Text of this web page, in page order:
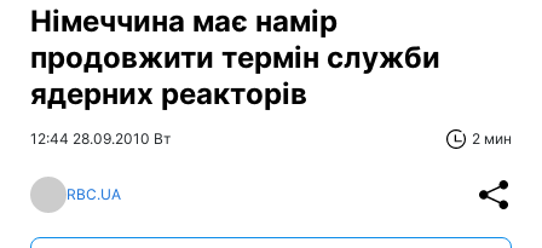
Німеччина має намір
продовжити термін служби
ядерних реакторів
12:44 28.09.2010 Вт 2 мин
RBC.UA